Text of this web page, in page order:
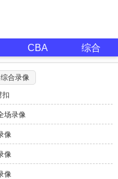
CBA 综合
综合录像
扣
场录像
像
像
像